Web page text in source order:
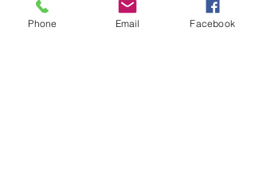
Phone Email Facebook